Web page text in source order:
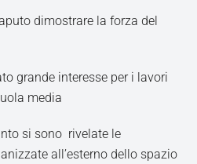
dimostrare la forza del
grande interesse per i lavori
media
si sono rivelate le
all’esterno dello spazio